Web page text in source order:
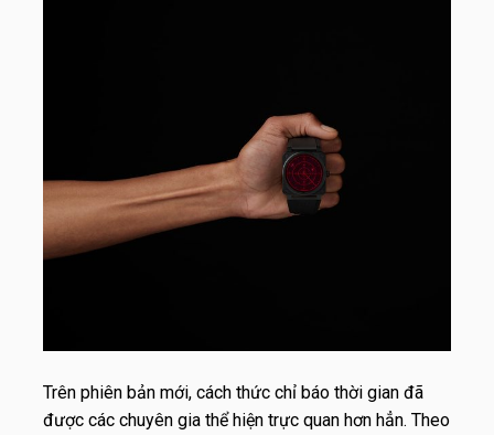
Trên phiên bản mới, cách thức chỉ báo thời gian đã
được các chuyên gia thể hiện trực quan hơn hẳn. Theo